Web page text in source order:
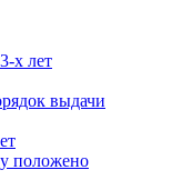
х лет
выдачи
положено